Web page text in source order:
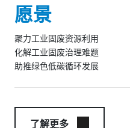
愿景
聚力工业固废资源利用
化解工业固废治理难题
助推绿色低碳循环发展
了解更多